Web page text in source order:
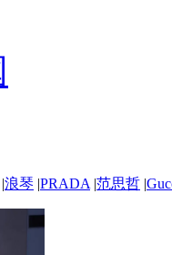
|浪琴 |PRADA |范思哲 |